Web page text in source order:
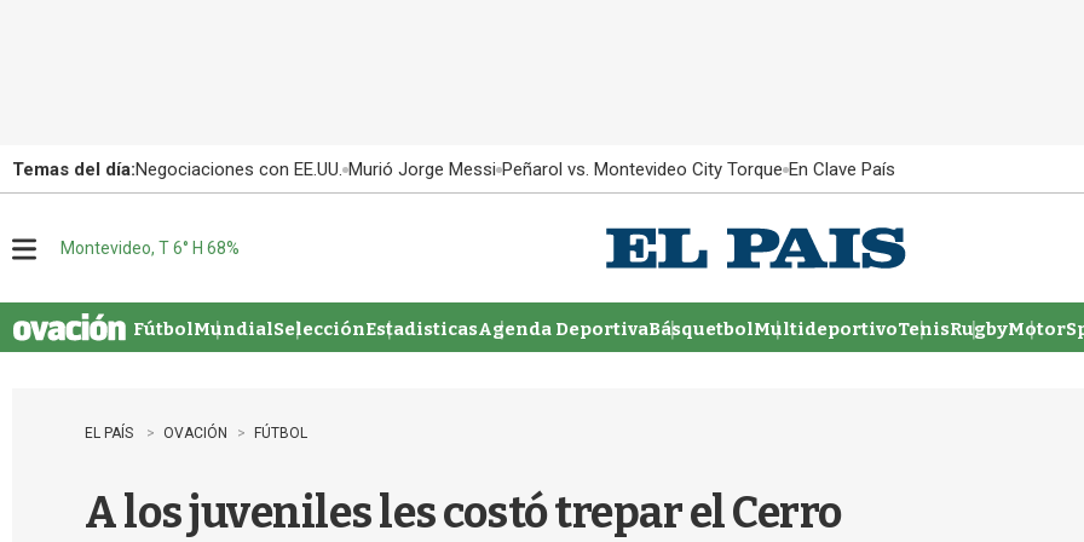
Temas del día:Negociaciones con EE.UU. Murió Jorge Messi Peñarol vs. Montevideo City Torque En Clave País
u
Montevideo, T 6° H 68%
FútbolMundialSelecciónEstadisticasAgenda DeportivaBásquetbolMultideportivoTenisRugby
EL PAÍS OVACIÓN FÚTBOL
A los juveniles les costó trepar el Cerro